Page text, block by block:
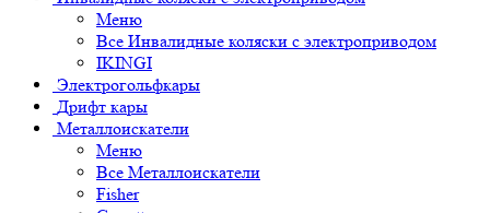
Меню
Все Инвалидные коляски с электроприводом
IKINGI
Электрогольфкары
Дрифт кары
Металлоискатели
Меню
Все Металлоискатели
Fisher